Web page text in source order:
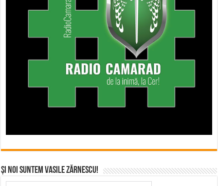
Și noi suntem Vasile Zărnescu!